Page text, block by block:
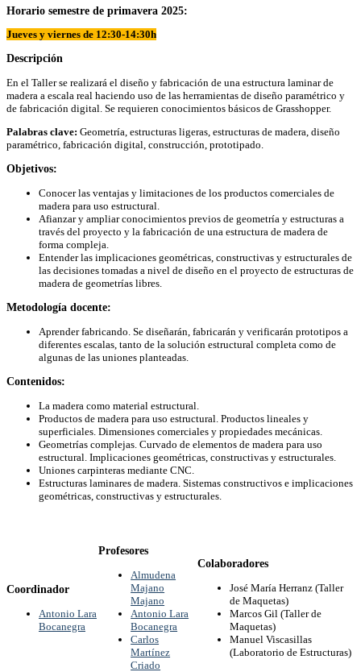
Horario semestre de primavera 2025:
Jueves y viernes de 12:30-14:30h
Descripción
En el Taller se realizará el diseño y fabricación de una estructura laminar de
madera a escala real haciendo uso de las herramientas de diseño paramétrico y
de fabricación digital. Se requieren conocimientos básicos de Grasshopper.
Palabras clave: Geometría, estructuras ligeras, estructuras de madera, diseño
paramétrico, fabricación digital, construcción, prototipado.
Objetivos:
Conocer las ventajas y limitaciones de los productos comerciales de
madera para uso estructural.
Afianzar y ampliar conocimientos previos de geometría y estructuras a
través del proyecto y la fabricación de una estructura de madera de
forma compleja.
Entender las implicaciones geométricas, constructivas y estructurales de
las decisiones tomadas a nivel de diseño en el proyecto de estructuras de
madera de geometrías libres.
Metodología docente:
Aprender fabricando. Se diseñarán, fabricarán y verificarán prototipos a
diferentes escalas, tanto de la solución estructural completa como de
algunas de las uniones planteadas.
Contenidos:
La madera como material estructural.
Productos de madera para uso estructural. Productos lineales y
superficiales. Dimensiones comerciales y propiedades mecánicas.
Geometrías complejas. Curvado de elementos de madera para uso
estructural. Implicaciones geométricas, constructivas y estructurales.
Uniones carpinteras mediante CNC.
Estructuras laminares de madera. Sistemas constructivos e implicaciones
geométricas, constructivas y estructurales.
Coordinador
Antonio Lara
Bocanegra
Profesores
Almudena
Majano
Majano
Antonio Lara
Bocanegra
Carlos
Martínez
Criado
Colaboradores
José María Herranz (Taller
de Maquetas)
Marcos Gil (Taller de
Maquetas)
Manuel Viscasillas
(Laboratorio de Estructuras)